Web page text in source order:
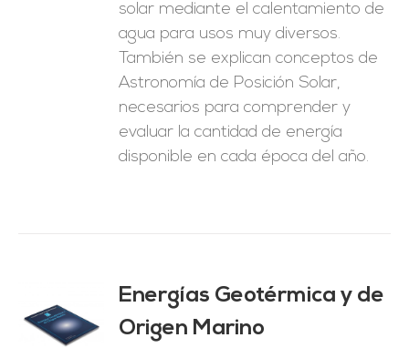
solar mediante el calentamiento de
agua para usos muy diversos.
También se explican conceptos de
Astronomía de Posición Solar,
necesarios para comprender y
evaluar la cantidad de energía
disponible en cada época del año.
Energías Geotérmica y de
Origen Marino